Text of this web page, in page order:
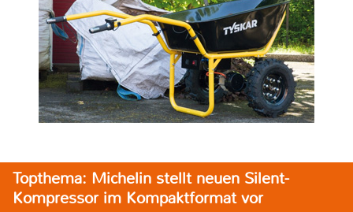
Topthema: Michelin stellt neuen Silent-
Kompressor im Kompaktformat vor